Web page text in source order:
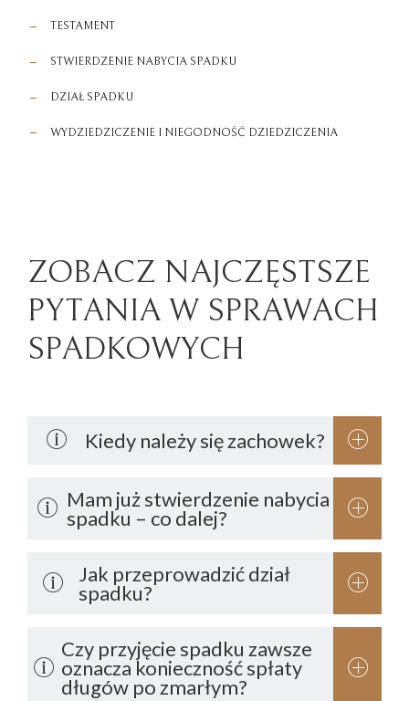
TESTAMENT
STWIERDZENIE NABYCIA SPADKU
DZIAŁ SPADKU
WYDZIEDZICZENIE I NIEGODNOŚĆ DZIEDZICZENIA
ZOBACZ NAJCZĘSTSZE
PYTANIA W SPRAWACH
SPADKOWYCH
Kiedy należy się zachowek?
Mam już stwierdzenie nabycia
spadku – co dalej?
Jak przeprowadzić dział
spadku?
Czy przyjęcie spadku zawsze
oznacza konieczność spłaty
długów po zmarłym?